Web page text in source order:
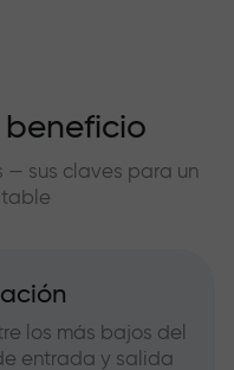
— sus claves para un
los más bajos del
entrada y salida